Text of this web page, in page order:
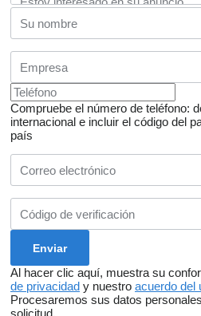
Compruebe el número de teléfono:
internacional e incluir el código del
país
Al hacer clic aquí, muestra su
de privacidad y nuestro acuerdo del
Procesaremos sus datos